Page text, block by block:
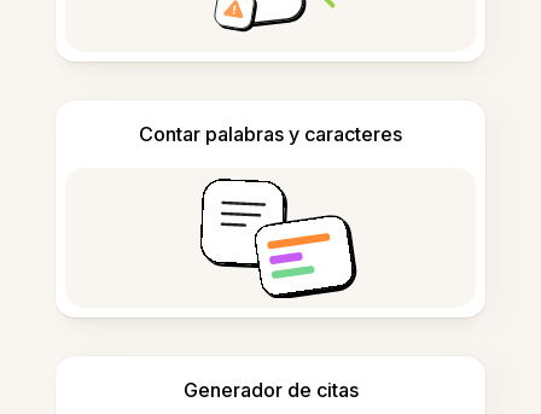
Contar palabras y caracteres
Generador de citas